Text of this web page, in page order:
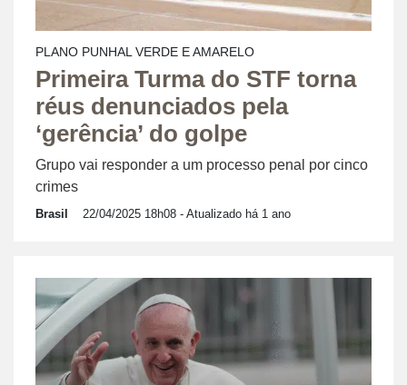
PLANO PUNHAL VERDE E AMARELO
Primeira Turma do STF torna
réus denunciados pela
‘gerência’ do golpe
Grupo vai responder a um processo penal por cinco
crimes
Brasil 22/04/2025 18h08 - Atualizado há 1 ano